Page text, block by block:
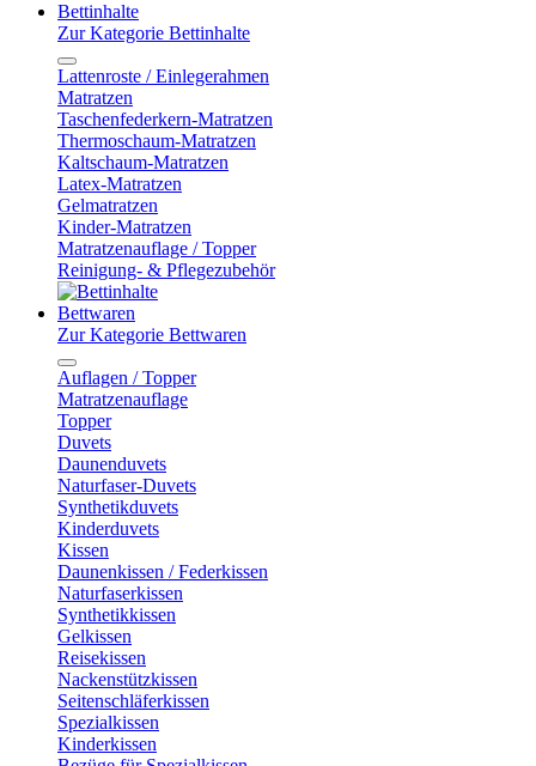
Bettinhalte
Zur Kategorie Bettinhalte
Lattenroste / Einlegerahmen
Matratzen
Taschenfederkern-Matratzen
Thermoschaum-Matratzen
Kaltschaum-Matratzen
Latex-Matratzen
Gelmatratzen
Kinder-Matratzen
Matratzenauflage / Topper
Reinigung- & Pflegezubehör
Bettwaren
Zur Kategorie Bettwaren
Auflagen / Topper
Matratzenauflage
Topper
Duvets
Daunenduvets
Naturfaser-Duvets
Synthetikduvets
Kinderduvets
Kissen
Daunenkissen / Federkissen
Naturfaserkissen
Synthetikkissen
Gelkissen
Reisekissen
Nackenstützkissen
Seitenschläferkissen
Spezialkissen
Kinderkissen